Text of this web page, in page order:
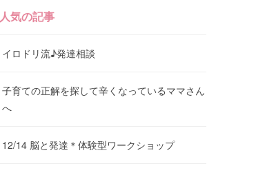
人気の記事
イロドリ流♪発達相談
子育ての正解を探して辛くなっているママさん
へ
12/14 脳と発達＊体験型ワークショップ